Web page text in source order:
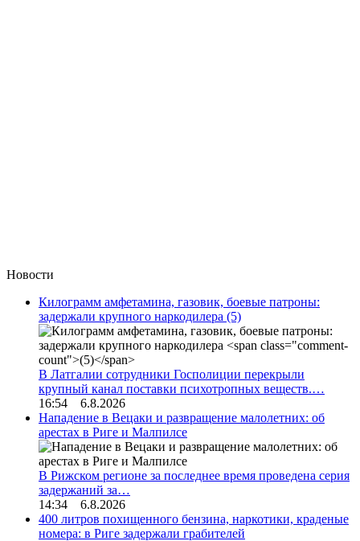
Новости
Килограмм амфетамина, газовик, боевые патроны:
задержали крупного наркодилера (5)
В Латгалии сотрудники Госполиции перекрыли
крупный канал поставки психотропных веществ.…
16:54 6.8.2026
Нападение в Вецаки и развращение малолетних: об
арестах в Риге и Малпилсе
В Рижском регионе за последнее время проведена серия
задержаний за…
14:34 6.8.2026
400 литров похищенного бензина, наркотики, краденые
номера: в Риге задержали грабителей